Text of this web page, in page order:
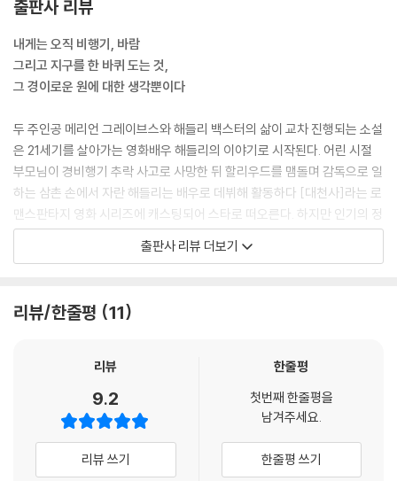
출판사 리뷰
내게는 오직 비행기, 바람
그리고 지구를 한 바퀴 도는 것,
그 경이로운 원에 대한 생각뿐이다
두 주인공 메리언 그레이브스와 해들리 백스터의 삶이 교차 진행되는 소설
은 21세기를 살아가는 영화배우 해들리의 이야기로 시작된다. 어린 시절
부모님이 경비행기 추락 사고로 사망한 뒤 할리우드를 맴돌며 감독으로 일
하는 삼촌 손에서 자란 해들리는 배우로 데뷔해 활동하다 [대천사]라는 로
맨스판타지 영화 시리즈에 캐스팅되어 스타로 떠오른다. 하지만 인기의 정
점에서 스캔들에 휩싸여 시리즈에서 해고되고 배우로서의 커리어도 나락
으로 떨어진다. 그런 해들리에게 이웃에 사는 배우 겸 영화제작자 휴고가
사이의 새들: 메리언 그레이브스의 잃어버린 비행일지』를 탐독했던 기억
기를, 스스로를 구원할 수 있기를 희망한다.
메리언 그레이브스는 1914년 제이미 그레이브스와 쌍둥이로 태어났다.
태어나고 몇 달 지나지 않았을 때 아버지가 선장으로 있는 배에 온 가족이
승선했다가 침몰 사고를 당하고, 이 사고로 인해 어머니는 실종되고 아버
지는 감옥에 들어가 화가인 삼촌 월리스에게 맡겨진다. 온화하고 그림 그
출판사 리뷰 더보기
리뷰/한줄평 11
리뷰
9.2
리뷰 쓰기
한줄평
첫번째 한줄평을
남겨주세요.
한줄평 쓰기